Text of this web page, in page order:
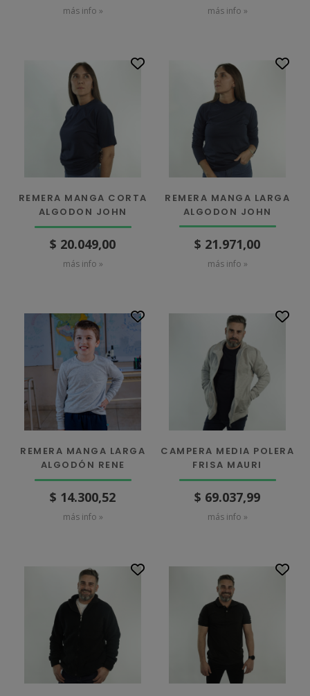
más info » más info »
REMERA MANGA CORTA
ALGODON JOHN
$ 20.049,00
más info »
REMERA MANGA LARGA
ALGODON JOHN
$ 21.971,00
más info »
REMERA MANGA LARGA
ALGODÓN RENE
$ 14.300,52
más info »
CAMPERA MEDIA POLERA
FRISA MAURI
$ 69.037,99
más info »